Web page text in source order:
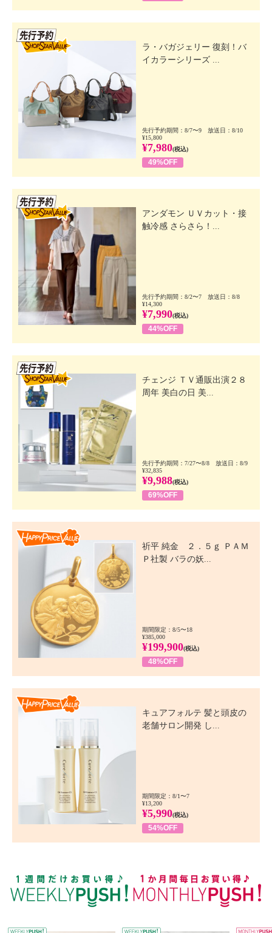
ラ・バガジェリー 復刻！バ
イカラーシリーズ ...
先行予約期間：8/7〜9 放送日：8/10
¥15,800
¥7,980(税込)
49%OFF
アンダモン ＵＶカット・接
触冷感 さらさら！...
先行予約期間：8/2〜7 放送日：8/8
¥14,300
¥7,990(税込)
44%OFF
チェンジ ＴＶ通販出演２８
周年 美白の日 美...
先行予約期間：7/27〜8/8 放送日：8/9
¥32,835
¥9,988(税込)
69%OFF
祈平 純金 ２．５ｇ ＰＡＭ
Ｐ社製 バラの妖...
期間限定：8/5〜18
¥385,000
¥199,900(税込)
48%OFF
キュアフォルテ 髪と頭皮の
老舗サロン開発 し...
期間限定：8/1〜7
¥13,200
¥5,990(税込)
54%OFF